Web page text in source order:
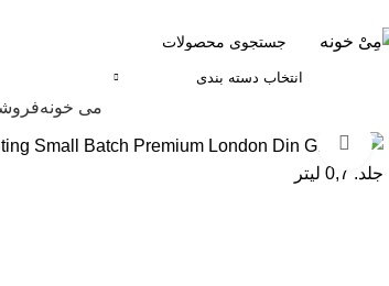
انتخاب دسته بندی
می خونه
برای بزرگنمایی کلیک کنید